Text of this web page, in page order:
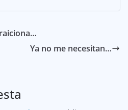
Ya no me necesitan…